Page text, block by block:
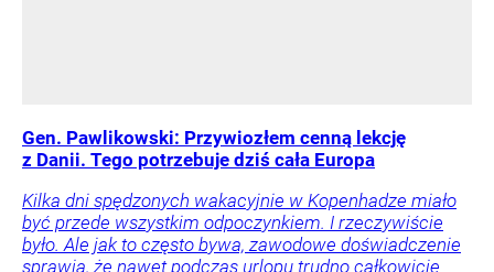
Gen. Pawlikowski: Przywiozłem cenną lekcję
z Danii. Tego potrzebuje dziś cała Europa
Kilka dni spędzonych wakacyjnie w Kopenhadze miało
być przede wszystkim odpoczynkiem. I rzeczywiście
było. Ale jak to często bywa, zawodowe doświadczenie
sprawia, że nawet podczas urlopu trudno całkowicie